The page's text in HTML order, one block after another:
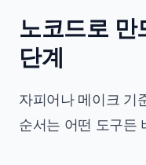
노코드로 만
단계
자피어나 메이크 기
순서는 어떤 도구든